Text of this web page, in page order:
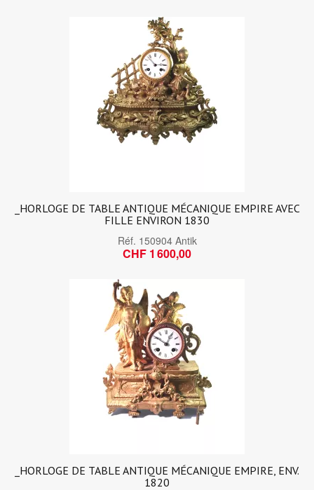
_HORLOGE DE TABLE ANTIQUE MÉCANIQUE EMPIRE AVEC
FILLE ENVIRON 1830
Réf. 150904 Antik
CHF 1 600,00
_HORLOGE DE TABLE ANTIQUE MÉCANIQUE EMPIRE, ENV.
1820